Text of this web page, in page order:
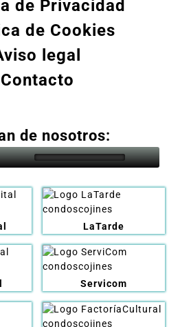
de Privacidad
de Cookies
legal
Contacto
de nosotros:
LaTarde
Servicom